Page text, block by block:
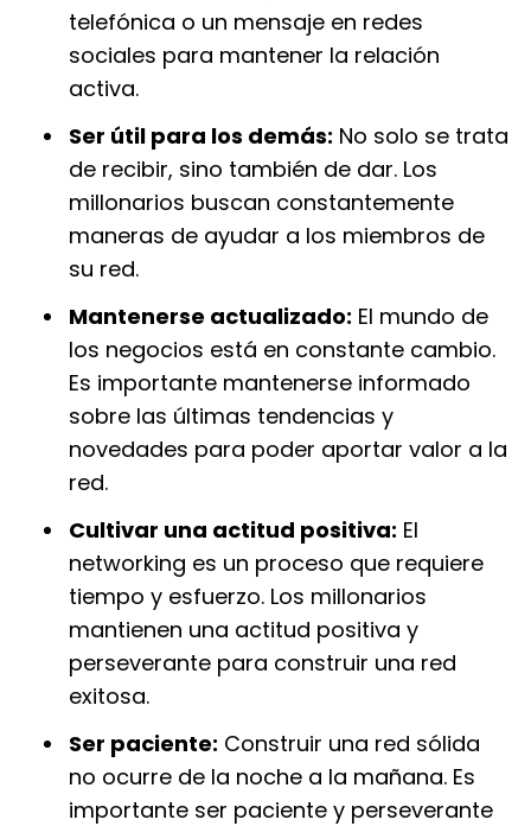
telefónica o un mensaje en redes
sociales para mantener la relación
activa.
Ser útil para los demás: No solo se trata
de recibir, sino también de dar. Los
millonarios buscan constantemente
maneras de ayudar a los miembros de
su red.
Mantenerse actualizado: El mundo de
los negocios está en constante cambio.
Es importante mantenerse informado
sobre las últimas tendencias y
novedades para poder aportar valor a la
red.
Cultivar una actitud positiva: El
networking es un proceso que requiere
tiempo y esfuerzo. Los millonarios
mantienen una actitud positiva y
perseverante para construir una red
exitosa.
Ser paciente: Construir una red sólida
no ocurre de la noche a la mañana. Es
importante ser paciente y perseverante